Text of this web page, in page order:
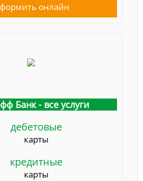
онлайн
Банк - все услуги
дебетовые
карты
кредитные
карты